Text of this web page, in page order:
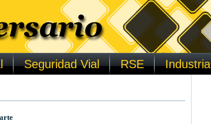
Seguridad Vial RSE Industria